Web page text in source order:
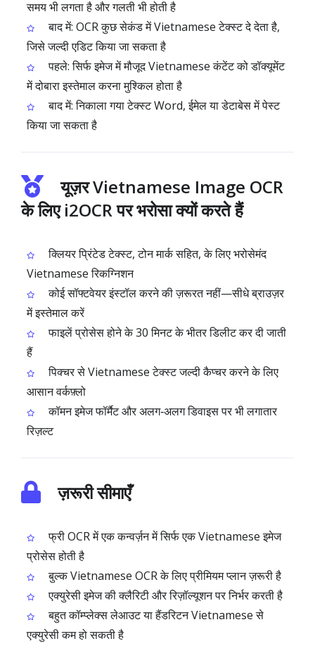
समय भी लगता है और गलती भी होती है
बाद में: OCR कुछ सेकंड में Vietnamese टेक्स्ट दे देता है,
जिसे जल्दी एडिट किया जा सकता है
पहले: सिर्फ इमेज में मौजूद Vietnamese कंटेंट को डॉक्यूमेंट
में दोबारा इस्तेमाल करना मुश्किल होता है
बाद में: निकाला गया टेक्स्ट Word, ईमेल या डेटाबेस में पेस्ट
किया जा सकता है
यूज़र Vietnamese Image OCR
के लिए i2OCR पर भरोसा क्यों करते हैं
क्लियर प्रिंटेड टेक्स्ट, टोन मार्क सहित, के लिए भरोसेमंद
Vietnamese रिकग्निशन
कोई सॉफ्टवेयर इंस्टॉल करने की ज़रूरत नहीं—सीधे ब्राउज़र
में इस्तेमाल करें
फाइलें प्रोसेस होने के 30 मिनट के भीतर डिलीट कर दी जाती
हैं
पिक्चर से Vietnamese टेक्स्ट जल्दी कैप्चर करने के लिए
आसान वर्कफ़्लो
कॉमन इमेज फॉर्मैट और अलग‑अलग डिवाइस पर भी लगातार
रिज़ल्ट
ज़रूरी सीमाएँ
फ्री OCR में एक कन्वर्ज़न में सिर्फ एक Vietnamese इमेज
प्रोसेस होती है
बुल्क Vietnamese OCR के लिए प्रीमियम प्लान ज़रूरी है
एक्युरेसी इमेज की क्लैरिटी और रिज़ॉल्यूशन पर निर्भर करती है
बहुत कॉम्प्लेक्स लेआउट या हैंडरिटन Vietnamese से
एक्युरेसी कम हो सकती है